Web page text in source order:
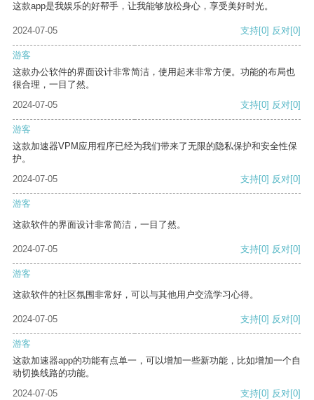
这款app是我娱乐的好帮手，让我能够放松身心，享受美好时光。
2024-07-05 支持[0] 反对[0]
游客
这款办公软件的界面设计非常简洁，使用起来非常方便。功能的布局也
很合理，一目了然。
2024-07-05
支持[0] 反对[0]
游客
这款加速器VPM应用程序已经为我们带来了无限的隐私保护和安全性保
护。
2024-07-05
支持[0] 反对[0]
游客
这款软件的界面设计非常简洁，一目了然。
2024-07-05 支持[0] 反对[0]
游客
这款软件的社区氛围非常好，可以与其他用户交流学习心得。
2024-07-05 支持[0] 反对[0]
游客
这款加速器app的功能有点单一，可以增加一些新功能，比如增加一个自
动切换线路的功能。
2024-07-05
支持[0] 反对[0]